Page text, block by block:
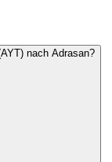
nach Adrasan?